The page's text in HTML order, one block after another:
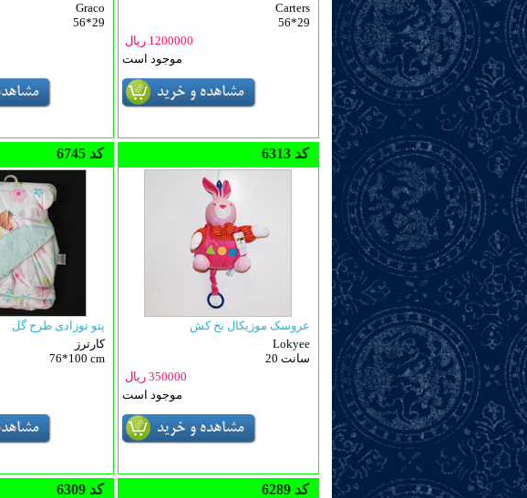
Graco
56*29
Carters
56*29
1200000 ریال
موجود است
6745 کد
پتو نوزادی طرح گل
کارترز
76*100 cm
6313 کد
عروسک موزیکال نخ کش
Lokyee
20 سانت
350000 ریال
موجود است
6309 کد 6289 کد